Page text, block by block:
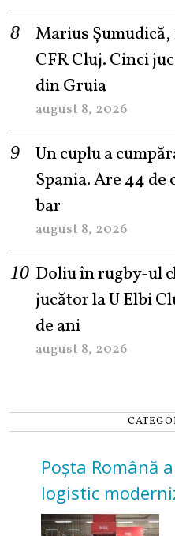
Marius
CFR Cluj. Cinci
din Gruia
august 8, 2026
Un cuplu a
Spania. Are 44 de
bar
august 8, 2026
Doliu în rugby-ul
jucător la U Elbi
de ani
august 8, 2026
Poșta Română
logistic
Investiție de 3